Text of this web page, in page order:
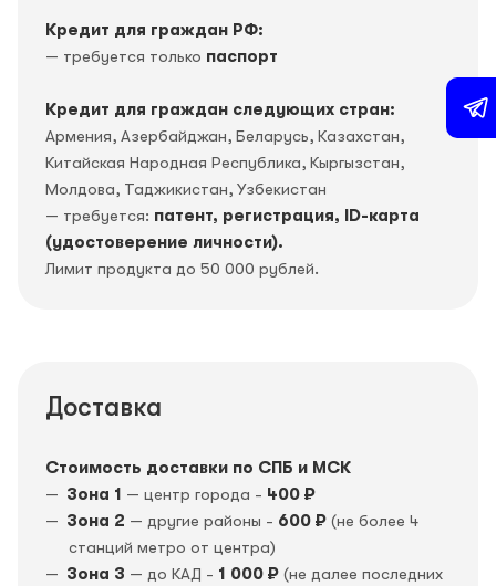
Кредит для граждан РФ:
— требуется только паспорт
Кредит для граждан следующих стран:
Армения, Азербайджан, Беларусь, Казахстан,
Китайская Народная Республика, Кыргызстан,
Молдова, Таджикистан, Узбекистан
— требуется: патент, регистрация, ID-карта
(удостоверение личности).
Лимит продукта до 50 000 рублей.
Доставка
Стоимость доставки по СПБ и МСК
Зона 1 — центр города - 400 ₽
Зона 2 — другие районы - 600 ₽ (не более 4
станций метро от центра)
Зона 3 — до КАД - 1 000 ₽ (не далее последних